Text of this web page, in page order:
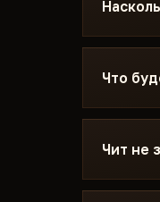
пишите
Чит
Текущий
Что
Чит не
Пишите